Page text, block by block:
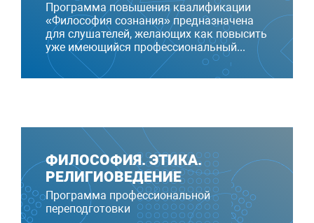
Программа повышения квалификации
«Философия сознания» предназначена
для слушателей, желающих как повысить
уже имеющийся профессиональный...
ФИЛОСОФИЯ. ЭТИКА.
РЕЛИГИОВЕДЕНИЕ
Программа профессиональной
переподготовки